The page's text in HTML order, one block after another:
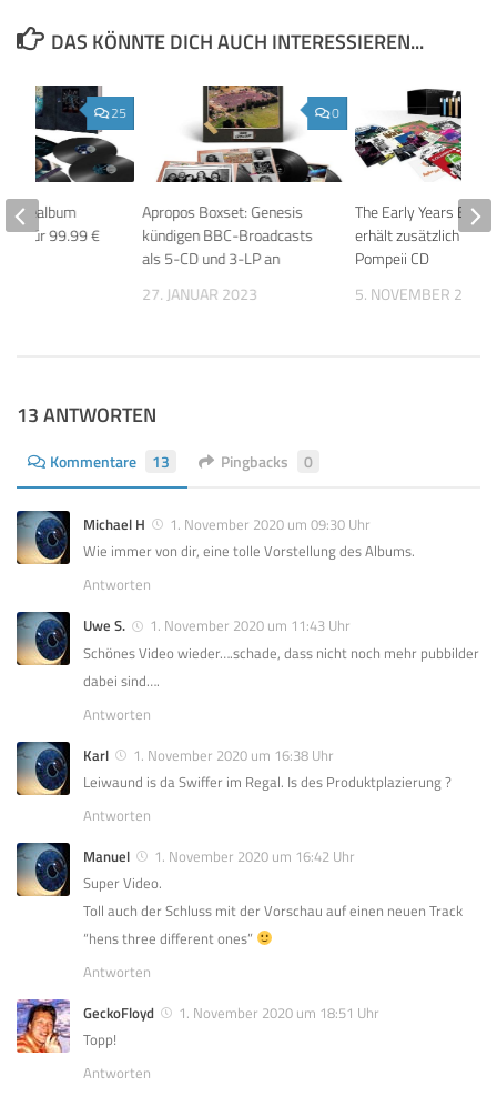
DAS KÖNNTE DICH AUCH INTERESSIEREN...
0
Apropos Boxset: Genesis
kündigen BBC-Broadcasts
als 5-CD und 3-LP an
27. JANUAR 2023
The Early Years
erhält zusätzlich Live
Pompeii CD
5. NOVEMBER 2016
25
Livealbum
für 99.99 €
13 ANTWORTEN
Kommentare 13 Pingbacks 0
Michael H
1. November 2020 um 09:30 Uhr
Wie immer von dir, eine tolle Vorstellung des Albums.
Antworten
Uwe S.
1. November 2020 um 11:43 Uhr
Schönes Video wieder….schade, dass nicht noch mehr pubbilder
dabei sind….
Antworten
Karl
1. November 2020 um 16:38 Uhr
Leiwaund is da Swiffer im Regal. Is des Produktplazierung ?
Antworten
Manuel
1. November 2020 um 16:42 Uhr
Super Video.
Toll auch der Schluss mit der Vorschau auf einen neuen Track
“hens three different ones”
Antworten
GeckoFloyd
1. November 2020 um 18:51 Uhr
Topp!
Antworten